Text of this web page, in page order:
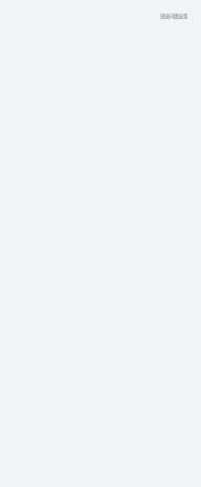
链接问题反馈